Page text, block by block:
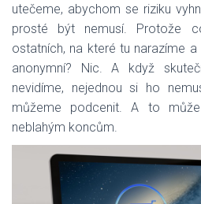
utečeme, abychom se riziku
prosté být nemusí. Protože
ostatních, na které tu narazíme
anonymní? Nic. A když
nevidíme, nejednou si ho
můžeme podcenit. A to
neblahým koncům.